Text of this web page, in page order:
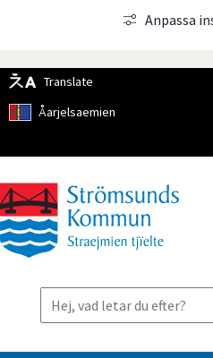
Anpassa
Translate
Åarjelsaemien